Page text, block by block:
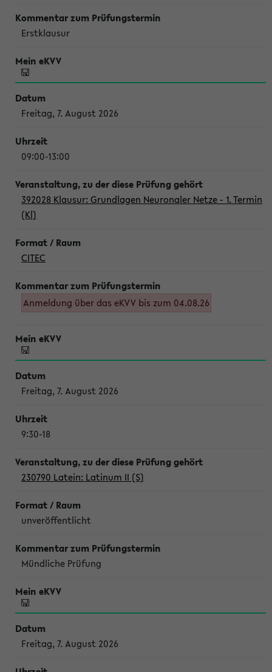
Erstklausur
Freitag, 7. August 2026
09:00-13:00
392028 Klausur: Grundlagen Neuronaler Netze - 1. Termin
(Kl)
CITEC
Anmeldung über das eKVV bis zum 04.08.26
Freitag, 7. August 2026
9:30-18
230790 Latein: Latinum II (S)
unveröffentlicht
Mündliche Prüfung
Freitag, 7. August 2026